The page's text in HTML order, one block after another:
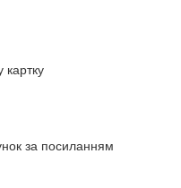
картку
за посиланням